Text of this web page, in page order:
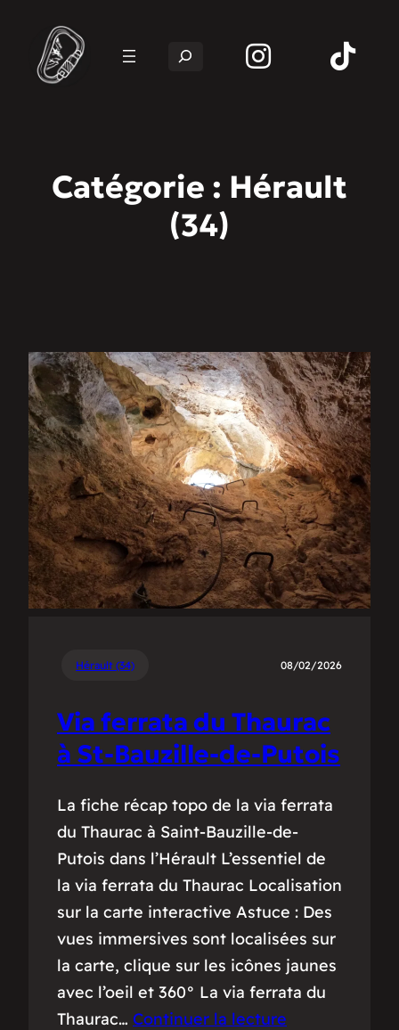
Rechercher
Catégorie : Hérault
(34)
Hérault (34) 08/02/2026
Via ferrata du Thaurac
à St-Bauzille-de-Putois
La fiche récap topo de la via ferrata
du Thaurac à Saint-Bauzille-de-
Putois dans l’Hérault L’essentiel de
la via ferrata du Thaurac Localisation
sur la carte interactive Astuce : Des
vues immersives sont localisées sur
la carte, clique sur les icônes jaunes
avec l’oeil et 360° La via ferrata du
Thaurac… Continuer la lecture